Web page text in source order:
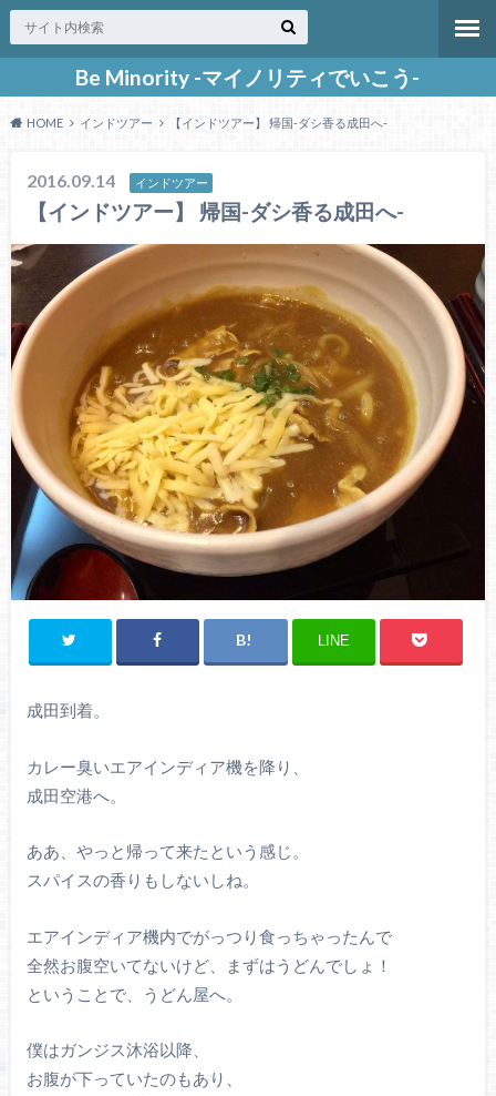
Be Minority -マイノリティでいこう-
HOME インドツアー 【インドツアー】 帰国-ダシ香る成田へ-
2016.09.14 インドツアー
【インドツアー】 帰国-ダシ香る成田へ-
LINE
成田到着。
カレー臭いエアインディア機を降り、
成田空港へ。
ああ、やっと帰って来たという感じ。
スパイスの香りもしないしね。
エアインディア機内でがっつり食っちゃったんで
全然お腹空いてないけど、まずはうどんでしょ！
ということで、うどん屋へ。
僕はガンジス沐浴以降、
お腹が下っていたのもあり、